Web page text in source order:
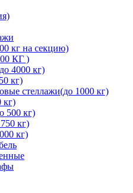
кг на секцию)
КГ )
4000 кг)
кг)
стеллажи(до 1000 кг)
кг)
500 кг)
кг)
кг)